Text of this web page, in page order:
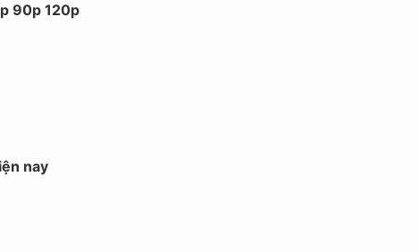
90p 120p
nay